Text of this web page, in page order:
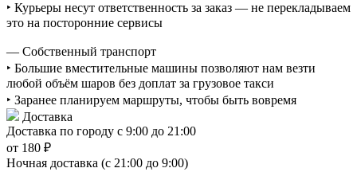
‣ Курьеры несут ответственность за заказ — не перекладываем
это на посторонние сервисы
— Собственный транспорт
‣ Большие вместительные машины позволяют нам везти
любой объём шаров без доплат за грузовое такси
‣ Заранее планируем маршруты, чтобы быть вовремя
Доставка
Доставка по городу с 9:00 до 21:00
от 180 ₽
Ночная доставка (с 21:00 до 9:00)